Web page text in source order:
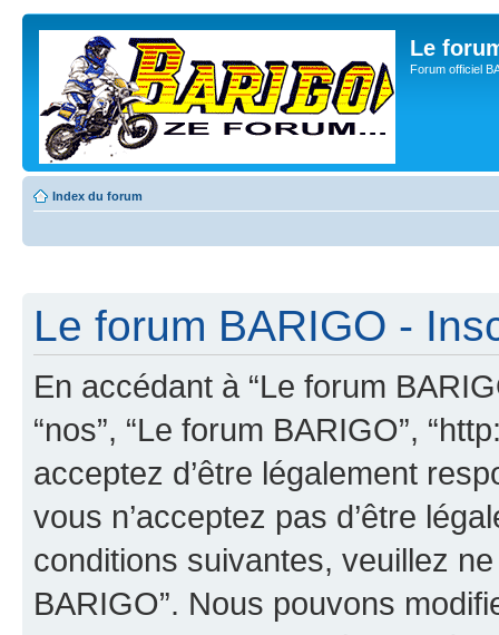
Le
Forum officiel
Index du forum
Le forum BARIGO -
En accédant à “Le forum
“nos”, “Le forum BARIGO”,
acceptez d’être légalement
vous n’acceptez pas d’être
conditions suivantes, veuillez
BARIGO”. Nous pouvons